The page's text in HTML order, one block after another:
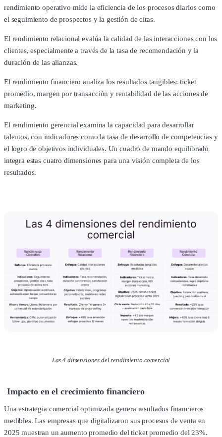
rendimiento operativo mide la eficiencia de los procesos diarios como
el seguimiento de prospectos y la gestión de citas.
El rendimiento relacional evalúa la calidad de las interacciones con los
clientes, especialmente a través de la tasa de recomendación y la
duración de las alianzas.
El rendimiento financiero analiza los resultados tangibles: ticket
promedio, margen por transacción y rentabilidad de las acciones de
marketing.
El rendimiento gerencial examina la capacidad para desarrollar
talentos, con indicadores como la tasa de desarrollo de competencias y
el logro de objetivos individuales. Un cuadro de mando equilibrado
integra estas cuatro dimensiones para una visión completa de los
resultados.
Las 4 dimensiones del rendimiento comercial
Impacto en el crecimiento financiero
Una estrategia comercial optimizada genera resultados financieros
medibles. Las empresas que digitalizaron sus procesos de venta en
2025 muestran un aumento promedio del ticket promedio del 23%.